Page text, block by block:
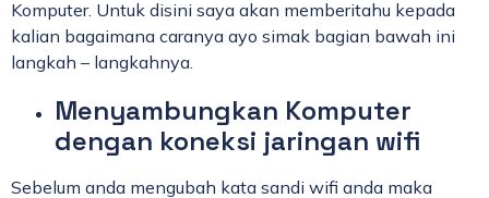
Komputer. Untuk disini saya akan memberitahu kepada
kalian bagaimana caranya ayo simak bagian bawah ini
langkah – langkahnya.
Menyambungkan Komputer
dengan koneksi jaringan wifi
Sebelum anda mengubah kata sandi wifi anda maka